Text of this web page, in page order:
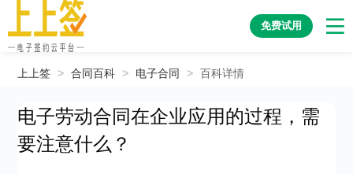
免费试用
上上签 > 合同百科 > 电子合同 > 百科详情
电子劳动合同在企业应用的过程，需
要注意什么？